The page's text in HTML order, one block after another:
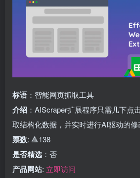
标语 ：智能网页抓取工具
介绍 ：AIScraper扩展程序只需几下点
取结构化数据，并实时进行AI驱动的修
票数: 🔺138
是否精选 ：否
产品网站: 立即访问